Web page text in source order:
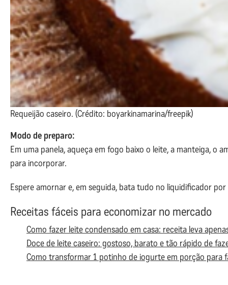
Requeijão caseiro. (Crédito: boyarkinamarina/freepik)
Modo de preparo:
Em uma panela, aqueça em fogo baixo o leite, a manteiga, o
para incorporar.
Espere amornar e, em seguida, bata tudo no liquidificador
Receitas fáceis para economizar no mercado
Como fazer leite condensado em casa: receita leva
Doce de leite caseiro: gostoso, barato e tão rápido de
Como transformar 1 potinho de iogurte em porção para